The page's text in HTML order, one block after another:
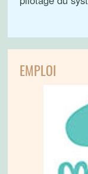
EMPLOI